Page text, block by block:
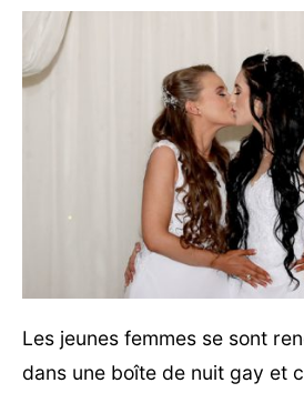
Les jeunes femmes se sont
dans une boîte de nuit gay et